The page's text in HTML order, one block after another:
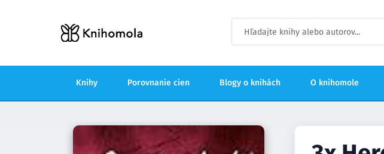
Knihy Porovnanie cien Blogy o knihách O knihomole